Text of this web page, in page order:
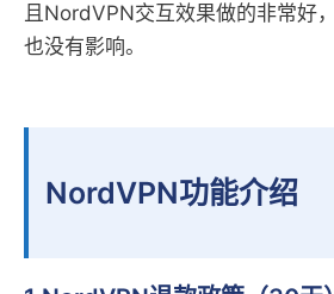
且NordVPN交互效果做的非常好
也没有影响。
NordVPN功能介绍